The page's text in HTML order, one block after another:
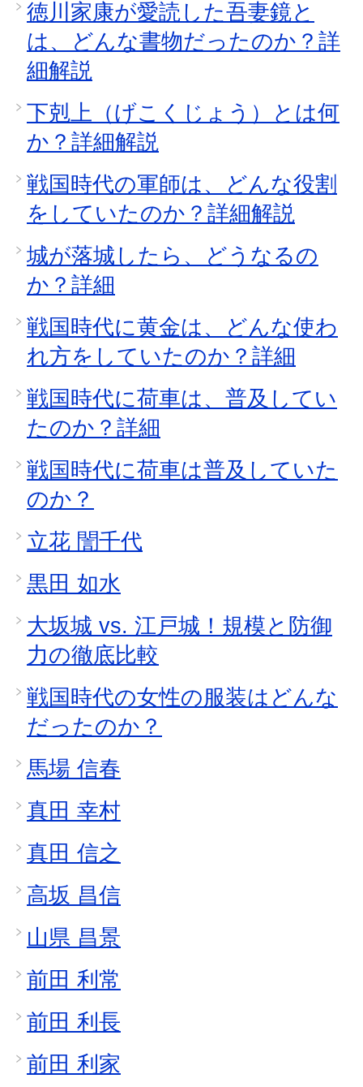
徳川家康が愛読した吾妻鏡と
は、どんな書物だったのか？詳
細解説
下剋上（げこくじょう）とは何
か？詳細解説
戦国時代の軍師は、どんな役割
をしていたのか？詳細解説
城が落城したら、どうなるの
か？詳細
戦国時代に黄金は、どんな使わ
れ方をしていたのか？詳細
戦国時代に荷車は、普及してい
たのか？詳細
戦国時代に荷車は普及していた
のか？
立花 誾千代
黒田 如水
大坂城 vs. 江戸城！規模と防御
力の徹底比較
戦国時代の女性の服装はどんな
だったのか？
馬場 信春
真田 幸村
真田 信之
高坂 昌信
山県 昌景
前田 利常
前田 利長
前田 利家